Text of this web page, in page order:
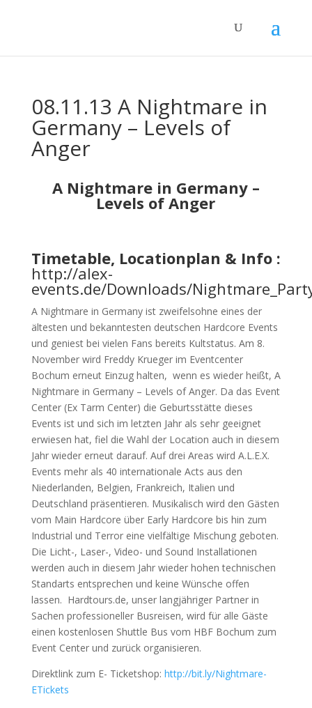
08.11.13 A Nightmare in
Germany – Levels of
Anger
A Nightmare in Germany –
Levels of Anger
Timetable, Locationplan & Info :
http://alex-
events.de/Downloads/
A Nightmare in Germany ist zweifelsohne eines der
ältesten und bekanntesten deutschen Hardcore Events
und geniest bei vielen Fans bereits Kultstatus. Am 8.
November wird Freddy Krueger im Eventcenter
Bochum erneut Einzug halten, wenn es wieder heißt, A
Nightmare in Germany – Levels of Anger. Da das Event
Center (Ex Tarm Center) die Geburtsstätte dieses
Events ist und sich im letzten Jahr als sehr geeignet
erwiesen hat, fiel die Wahl der Location auch in diesem
Jahr wieder erneut darauf. Auf drei Areas wird A.L.E.X.
Events mehr als 40 internationale Acts aus den
Niederlanden, Belgien, Frankreich, Italien und
Deutschland präsentieren. Musikalisch wird den Gästen
vom Main Hardcore über Early Hardcore bis hin zum
Industrial und Terror eine vielfältige Mischung geboten.
Die Licht-, Laser-, Video- und Sound Installationen
werden auch in diesem Jahr wieder hohen technischen
Standarts entsprechen und keine Wünsche offen
lassen. Hardtours.de, unser langjähriger Partner in
Sachen professioneller Busreisen, wird für alle Gäste
einen kostenlosen Shuttle Bus vom HBF Bochum zum
Event Center und zurück organisieren.
Direktlink zum E- Ticketshop: http://bit.ly/Nightmare-
ETickets